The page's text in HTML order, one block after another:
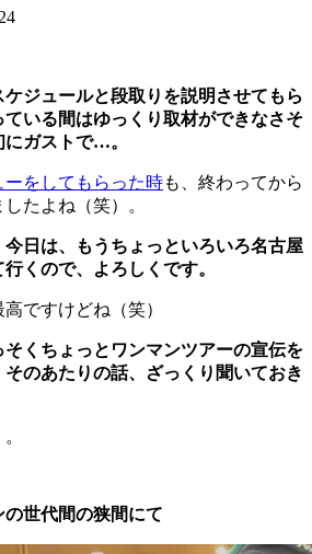
ジュールと段取りを説明させてもら
いる間はゆっくり取材ができなさそ
にガストで…。
をしてもらった時も、終わってから
たよね（笑）。
日は、もうちょっといろいろ名古屋
くので、よろしくです。
ですけどね（笑）
くちょっとワンマンツアーの宣伝を
のあたりの話、ざっくり聞いておき
世代間の狭間にて